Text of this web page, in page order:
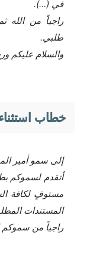
في (…).
راجياً من الله
طلبي.
والسلام عليكم
خطاب
إلى سمو أمير
أتقدم لسموكم
مستوفٍ لكافة
المستندات
راجياً من سموكم